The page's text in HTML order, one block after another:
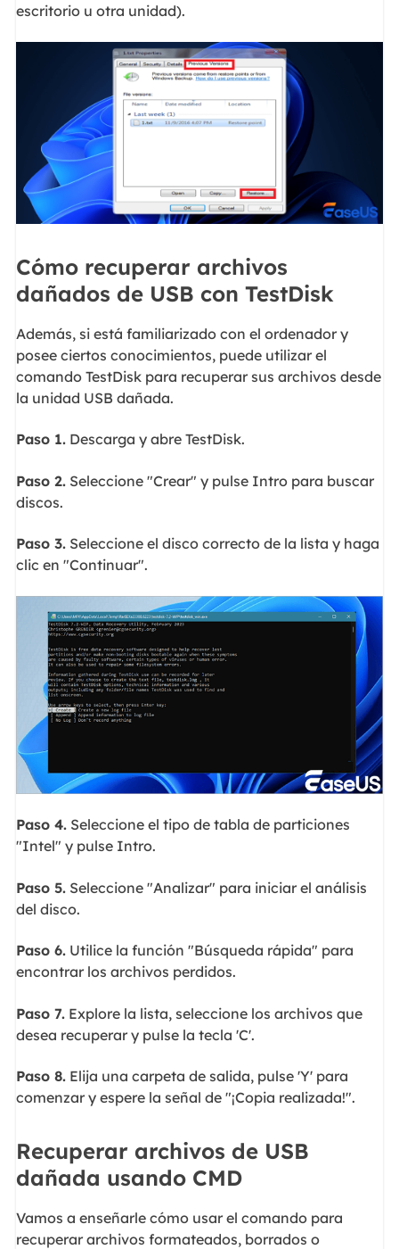
escritorio u otra unidad).
Cómo recuperar archivos
dañados de USB con TestDisk
Además, si está familiarizado con el ordenador y
posee ciertos conocimientos, puede utilizar el
comando TestDisk para recuperar sus archivos desde
la unidad USB dañada.
Paso 1.Descarga y abre TestDisk.
Paso 2.Seleccione "Crear" y pulse Intro para buscar
discos.
Paso 3.Seleccione el disco correcto de la lista y haga
clic en "Continuar".
Paso 4.Seleccione el tipo de tabla de particiones
"Intel" y pulse Intro.
Paso 5.Seleccione "Analizar" para iniciar el análisis
del disco.
Paso 6.Utilice la función "Búsqueda rápida" para
encontrar los archivos perdidos.
Paso 7.Explore la lista, seleccione los archivos que
desea recuperar y pulse la tecla 'C'.
Paso 8.Elija una carpeta de salida, pulse 'Y' para
comenzar y espere la señal de "¡Copia realizada!".
Recuperar archivos de USB
dañada usando CMD
Vamos a enseñarle cómo usar el comando para
recuperar archivos formateados, borrados o